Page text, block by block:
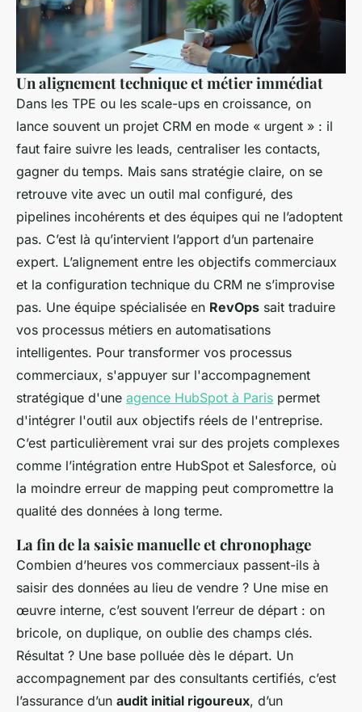
Un alignement technique et métier immédiat
Dans les TPE ou les scale-ups en croissance, on
lance souvent un projet CRM en mode « urgent » : il
faut faire suivre les leads, centraliser les contacts,
gagner du temps. Mais sans stratégie claire, on se
retrouve vite avec un outil mal configuré, des
pipelines incohérents et des équipes qui ne l’adoptent
pas. C’est là qu’intervient l’apport d’un partenaire
expert. L’alignement entre les objectifs commerciaux
et la configuration technique du CRM ne s’improvise
pas. Une équipe spécialisée en RevOps sait traduire
vos processus métiers en automatisations
intelligentes. Pour transformer vos processus
commerciaux, s'appuyer sur l'accompagnement
stratégique d'une agence HubSpot à Paris permet
d'intégrer l'outil aux objectifs réels de l'entreprise.
C’est particulièrement vrai sur des projets complexes
comme l’intégration entre HubSpot et Salesforce, où
la moindre erreur de mapping peut compromettre la
qualité des données à long terme.
La fin de la saisie manuelle et chronophage
Combien d’heures vos commerciaux passent-ils à
saisir des données au lieu de vendre ? Une mise en
œuvre interne, c’est souvent l’erreur de départ : on
bricole, on duplique, on oublie des champs clés.
Résultat ? Une base polluée dès le départ. Un
accompagnement par des consultants certifiés, c’est
l’assurance d’un audit initial rigoureux, d’un